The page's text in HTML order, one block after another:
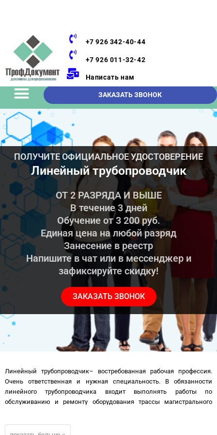
+7 926 342-40-44
+7 926 011-32-42
Написать нам
ЗАКАЗАТЬ ЗВОНОК
ПОЛУЧИТЕ ОФИЦИАЛЬНОЕ УДОСТОВЕРЕНИЕ
Линейный трубопроводчик
ОТ 2 РАЗРЯДА И ВЫШЕ
В течение 3 дней
Обучение от 3 200 руб.
Единая цена на любой разряд
Занесение в реестр
Напишите в чат или в мессенджер и
зафиксируйте скидку!
ЗАКАЗАТЬ ЗВОНОК
Линейный трубопроводчик– востребованная рабочая профессия.
Очень ответственная и нужная специальность. В обязанности
линейного трубопроводчика входит выполнять работы по
обслуживанию и ремонту оборудования трассы магистрального
трубопроводчика — сложно стать хорошо оплачиваемым и